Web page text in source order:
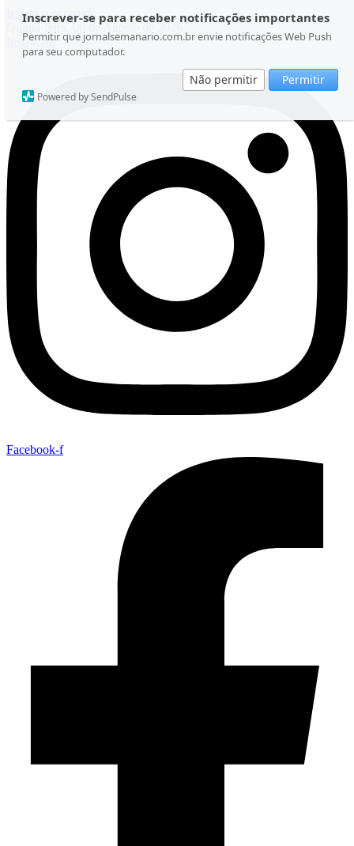
Inscrever-se para receber notificações importantes
Permitir que jornalsemanario.com.br envie notificações Web Push
para seu computador.
Não permitir Permitir
Powered by SendPulse
Ir para o conteúdo
Quinta-feira, 06 de Agosto de 2026
Instagram
Facebook-f